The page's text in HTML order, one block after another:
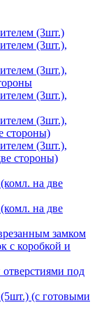
(3шт.)
(3шт.),
(3шт.),
(3шт.),
(3шт.),
стороны)
(3шт.),
стороны)
на две
на две
замком
коробкой и
под
(с готовыми